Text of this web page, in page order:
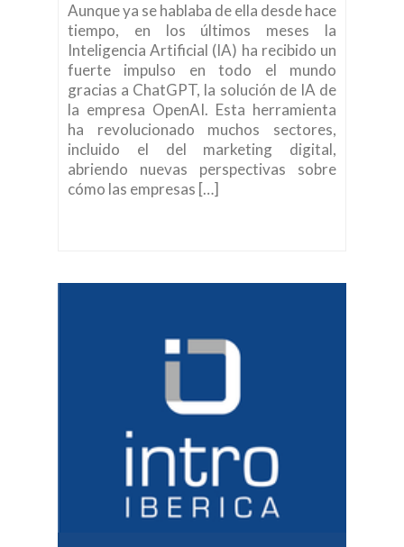
Aunque ya se hablaba de ella desde hace
tiempo, en los últimos meses la
Inteligencia Artificial (IA) ha recibido un
fuerte impulso en todo el mundo
gracias a ChatGPT, la solución de IA de
la empresa OpenAI. Esta herramienta
ha revolucionado muchos sectores,
incluido el del marketing digital,
abriendo nuevas perspectivas sobre
cómo las empresas […]